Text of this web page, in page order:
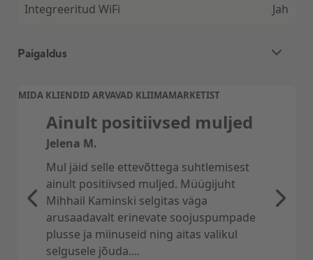
Integreeritud WiFi Jah
Paigaldus
Õhk-õhk soojuspumba ja õhukonditsioneeri
Professionaalne ja kiire õhksoojuspumba
Pakume soodsat, kiiret, asjatundlikku ning
kliendisõbralikku soojuspumba paigaldust üle
kogu Eesti. Paigaldusmeeskonnad on Tallinnas,
Tartus, Pärnus, Narvas, Saare-ja Hiiumaal, kui
ka Võrus.
Paigaldusele alati 2 aastane garantii ja
MIDA KLIENDID ARVAVAD KLIIMAMARKETIST
Ainult positiivsed muljed
Jelena M.
Mul jäid selle ettevõttega suhtlemisest
ainult positiivsed muljed. Müügijuht
Mihhail Kaminski selgitas väga
arusaadavalt erinevate soojuspumpade
plusse ja miinuseid ning aitas valikul
selgusele jõuda....